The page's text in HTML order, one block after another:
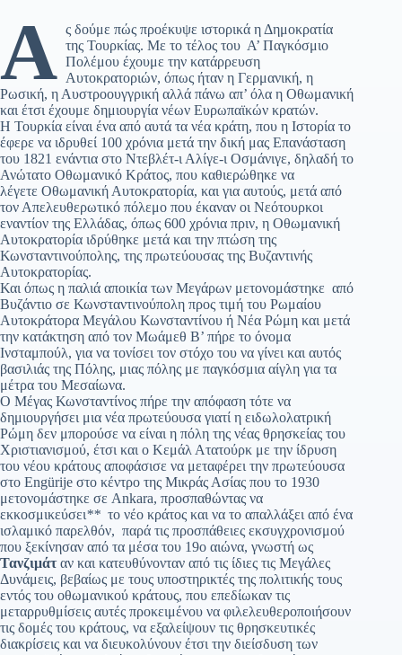
Α ς δούμε πώς προέκυψε ιστορικά η Δημοκρατία
της Τουρκίας. Με το τέλος του Α’ Παγκόσμιο
Πολέμου έχουμε την κατάρρευση
Αυτοκρατοριών, όπως ήταν η Γερμανική, η
Ρωσική, η Αυστροουγγρική αλλά πάνω απ’ όλα η Οθωμανική
και έτσι έχουμε δημιουργία νέων Ευρωπαϊκών κρατών.
Η Τουρκία είναι ένα από αυτά τα νέα κράτη, που η Ιστορία το
έφερε να ιδρυθεί 100 χρόνια μετά την δική μας Επανάσταση
του 1821 ενάντια στο Ντεβλέτ-ι Αλίγε-ι Οσμάνιγε, δηλαδή το
Ανώτατο Οθωμανικό Κράτος, που καθιερώθηκε να
λέγετε Οθωμανική Αυτοκρατορία, και για αυτούς, μετά από
τον Απελευθερωτικό πόλεμο που έκαναν οι Νεότουρκοι
εναντίον της Ελλάδας, όπως 600 χρόνια πριν, η Οθωμανική
Αυτοκρατορία ιδρύθηκε μετά και την πτώση της
Κωνσταντινούπολης, της πρωτεύουσας της Βυζαντινής
Αυτοκρατορίας.
Και όπως η παλιά αποικία των Μεγάρων μετονομάστηκε από
Βυζάντιο σε Κωνσταντινούπολη προς τιμή του Ρωμαίου
Αυτοκράτορα Μεγάλου Κωνσταντίνου ή Νέα Ρώμη και μετά
την κατάκτηση από τον Μωάμεθ Β’ πήρε το όνομα
Ινσταμπούλ, για να τονίσει τον στόχο του να γίνει και αυτός
βασιλιάς της Πόλης, μιας πόλης με παγκόσμια αίγλη για τα
μέτρα του Μεσαίωνα.
Ο Μέγας Κωνσταντίνος πήρε την απόφαση τότε να
δημιουργήσει μια νέα πρωτεύουσα γιατί η ειδωλολατρική
Ρώμη δεν μπορούσε να είναι η πόλη της νέας θρησκείας του
Χριστιανισμού, έτσι και ο Κεμάλ Ατατούρκ με την ίδρυση
του νέου κράτους αποφάσισε να μεταφέρει την πρωτεύουσα
στο Engürije στο κέντρο της Μικράς Ασίας που το 1930
μετονομάστηκε σε Ankara, προσπαθώντας να
εκκοσμικεύσει** το νέο κράτος και να το απαλλάξει από ένα
ισλαμικό παρελθόν, παρά τις προσπάθειες εκσυγχρονισμού
που ξεκίνησαν από τα μέσα του 19ο αιώνα, γνωστή ως
Τανζιμάταν και κατευθύνονταν από τις ίδιες τις Μεγάλες
Δυνάμεις, βεβαίως με τους υποστηρικτές της πολιτικής τους
εντός του οθωμανικού κράτους, που επεδίωκαν τις
μεταρρυθμίσεις αυτές προκειμένου να φιλελευθεροποιήσουν
τις δομές του κράτους, να εξαλείψουν τις θρησκευτικές
διακρίσεις και να διευκολύνουν έτσι την διείσδυση των